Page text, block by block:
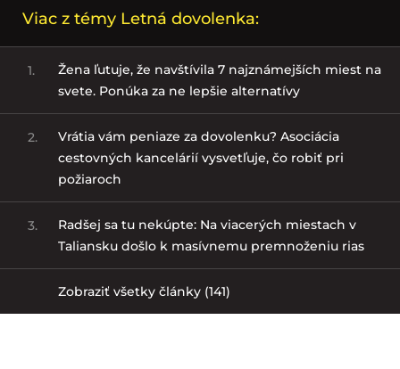
Viac z témy Letná dovolenka:
1.
Žena ľutuje, že navštívila 7 najznámejších miest na
svete. Ponúka za ne lepšie alternatívy
2.
Vrátia vám peniaze za dovolenku? Asociácia
cestovných kancelárií vysvetľuje, čo robiť pri
požiaroch
3.
Radšej sa tu nekúpte: Na viacerých miestach v
Taliansku došlo k masívnemu premnoženiu rias
Zobraziť všetky články (141)